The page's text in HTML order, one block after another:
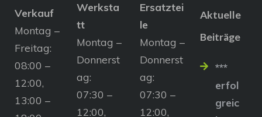
Verkauf
Montag –
Freitag:
08:00 –
12:00,
13:00 –
Werksta
tt
Montag –
Donnerst
ag:
07:30 –
12:00,
Ersatztei
le
Montag –
Donnerst
ag:
07:30 –
12:00,
Aktuelle
Beiträge
***
erfol
greic